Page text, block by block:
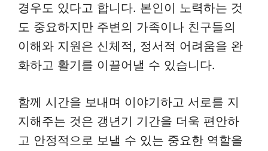
경우도 있다고 합니다. 본인이 노력하는 것
도 중요하지만 주변의 가족이나 친구들의
이해와 지원은 신체적, 정서적 어려움을 완
화하고 활기를 이끌어낼 수 있습니다.
함께 시간을 보내며 이야기하고 서로를 지
지해주는 것은 갱년기 기간을 더욱 편안하
고 안정적으로 보낼 수 있는 중요한 역할을